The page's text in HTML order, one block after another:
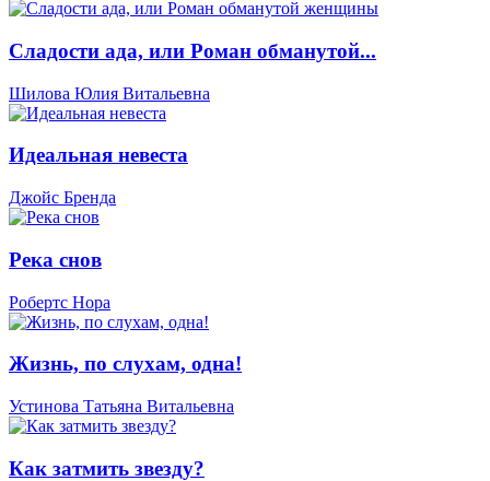
Сладости ада, или Роман обманутой...
Шилова Юлия Витальевна
Идеальная невеста
Джойс Бренда
Река снов
Робертс Нора
Жизнь, по слухам, одна!
Устинова Татьяна Витальевна
Как затмить звезду?